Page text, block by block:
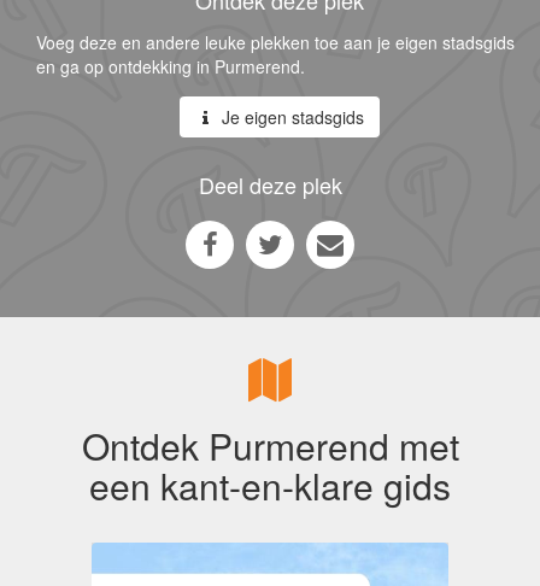
Voeg deze en andere leuke plekken toe aan je eigen stadsgids
en ga op ontdekking in Purmerend.
Je eigen stadsgids
Deel deze plek
Ontdek Purmerend met
een kant-en-klare gids